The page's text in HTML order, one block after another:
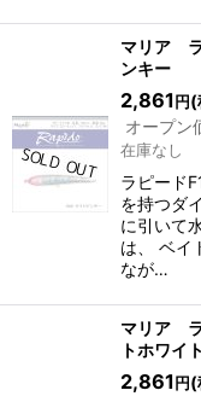
マリア
ンキー
2,861 円 (
オープン
在庫なし
ラピード
を持つダ
に引いて
は、 ベイ
なが…
マリア
トホワイト
2,861 円 (